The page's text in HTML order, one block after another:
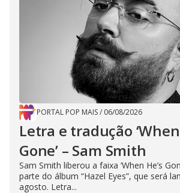
PORTAL POP MAIS/ 06/08/2026
Letra e tradução ‘When
Gone’ – Sam Smith
Sam Smith liberou a faixa ‘When He’s
parte do álbum “Hazel Eyes”, que será
agosto. Letra...